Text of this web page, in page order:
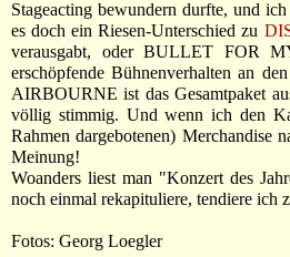
Stageacting bewundern durfte, und
es doch ein Riesen-Unterschied zu
verausgabt, oder BULLET FOR
erschöpfende Bühnenverhalten an
AIRBOURNE ist das Gesamtpaket
völlig stimmig. Und wenn ich den
Rahmen dargebotenen) Merchandise
Meinung!
Woanders liest man "Konzert des
noch einmal rekapituliere, tendiere ich
Fotos: Georg Loegler